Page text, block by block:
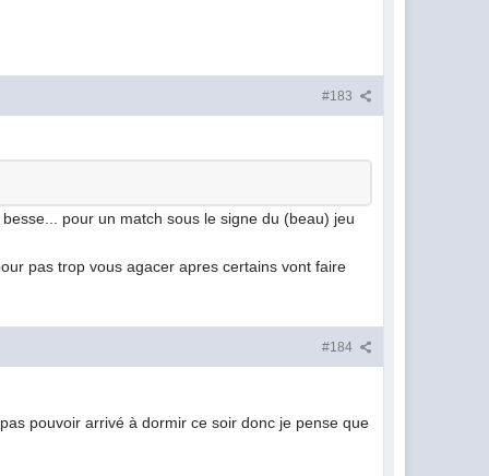
#183
pour un match sous le signe du (beau) jeu
pas trop vous agacer apres certains vont faire
#184
pouvoir arrivé à dormir ce soir donc je pense que